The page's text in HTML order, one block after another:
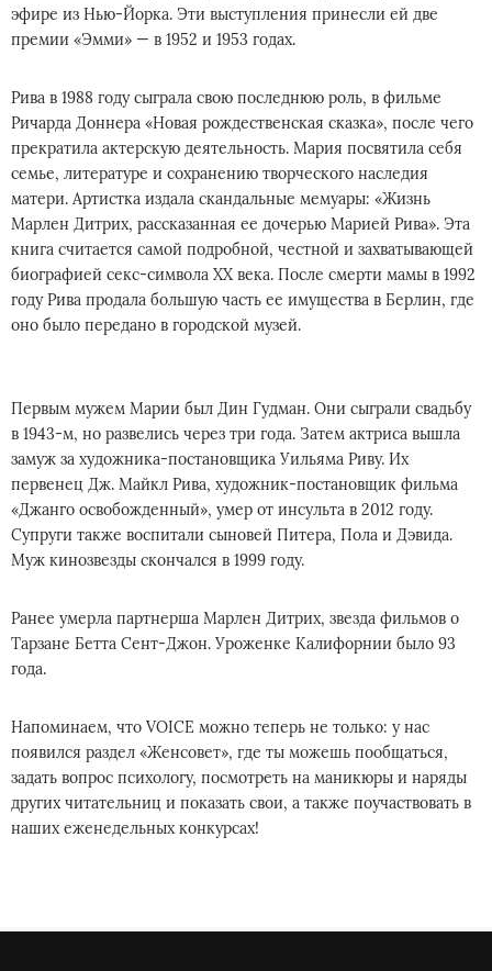
эфире из Нью-Йорка. Эти выступления принесли ей две
премии «Эмми» — в 1952 и 1953 годах.
Рива в 1988 году сыграла свою последнюю роль, в фильме
Ричарда Доннера «Новая рождественская сказка», после чего
прекратила актерскую деятельность. Мария посвятила себя
семье, литературе и сохранению творческого наследия
матери. Артистка издала скандальные мемуары: «Жизнь
Марлен Дитрих, рассказанная ее дочерью Марией Рива». Эта
книга считается самой подробной, честной и захватывающей
биографией секс-символа ХХ века. После смерти мамы в 1992
году Рива продала большую часть ее имущества в Берлин, где
оно было передано в городской музей.
Первым мужем Марии был Дин Гудман. Они сыграли свадьбу
в 1943-м, но развелись через три года. Затем актриса вышла
замуж за художника-постановщика Уильяма Риву. Их
первенец Дж. Майкл Рива, художник-постановщик фильма
«Джанго освобожденный», умер от инсульта в 2012 году.
Супруги также воспитали сыновей Питера, Пола и Дэвида.
Муж кинозвезды скончался в 1999 году.
Ранее умерла партнерша Марлен Дитрих, звезда фильмов о
Тарзане Бетта Сент-Джон. Уроженке Калифорнии было 93
года.
Напоминаем, что VOICE можно теперь не только: у нас
появился раздел «Женсовет», где ты можешь пообщаться,
задать вопрос психологу, посмотреть на маникюры и наряды
других читательниц и показать свои, а также поучаствовать в
наших еженедельных конкурсах!